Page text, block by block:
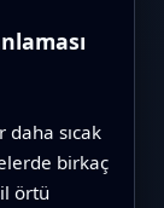
sıcak
birkaç
örtü